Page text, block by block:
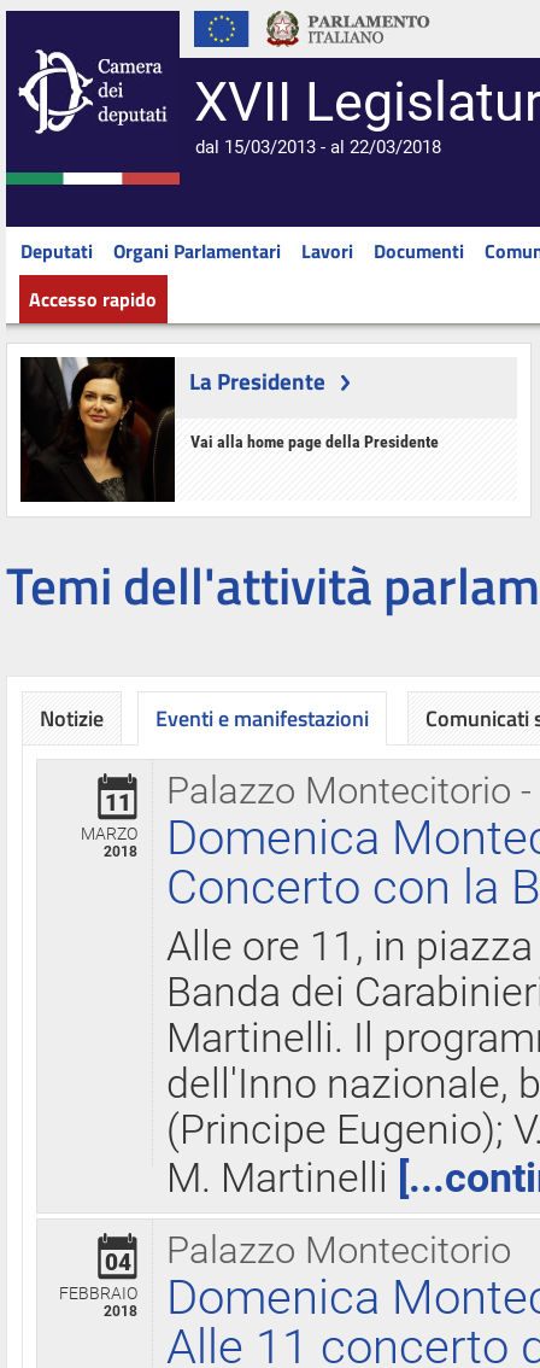
XVII
dal 15/03/2013 - al 22/03/2018
Deputati Organi Parlamentari Lavori Documenti
Accesso rapido
La Presidente
Vai alla home page della Presidente
Temi dell'attività
Notizie Eventi e manifestazioni
Palazzo Montecitorio
11
MARZO
2018
Domenica
Concerto con la
Alle ore 11, in
Banda dei
Martinelli. Il
dell'Inno nazionale,
(Principe Eugenio);
M. Martinelli
Palazzo Montecitorio
04
FEBBRAIO
2018
Domenica
Alle 11 concerto
Comunicati